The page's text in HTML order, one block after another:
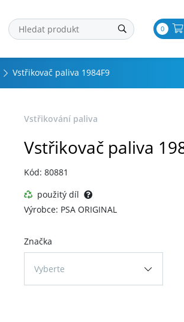
0
Vstřikovač paliva 1984F9
Vstřikování paliva
Vstřikovač paliva
Kód: 80881
použitý díl
Výrobce: PSA ORIGINAL
Značka
Vyberte